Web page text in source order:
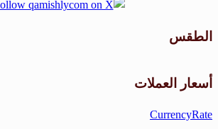
الطقس
أسعار العملات
CurrencyRate